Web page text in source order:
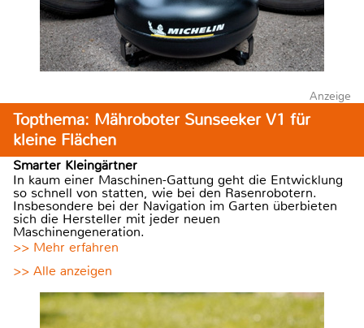
Anzeige
Topthema: Mähroboter Sunseeker V1 für
kleine Flächen
Smarter Kleingärtner
In kaum einer Maschinen-Gattung geht die Entwicklung
so schnell von statten, wie bei den Rasenrobotern.
Insbesondere bei der Navigation im Garten überbieten
sich die Hersteller mit jeder neuen
Maschinengeneration.
>> Mehr erfahren
>> Alle anzeigen